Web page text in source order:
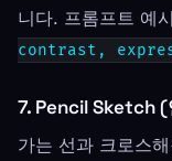
니다. 프롬프트 예
contrast,
7. Pencil Sketch
가는 선과 크로스